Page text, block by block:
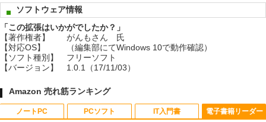
ソフトウェア情報
「この拡張はいかがでしたか？」
【著作権者】
がんもさん 氏
【対応OS】
（編集部にてWindows 10で動作確認）
【ソフト種別】
フリーソフト
【バージョン】
1.0.1（17/11/03）
Amazon 売れ筋ランキング
ノートPC PCソフト IT入門書 電子書籍リーダー